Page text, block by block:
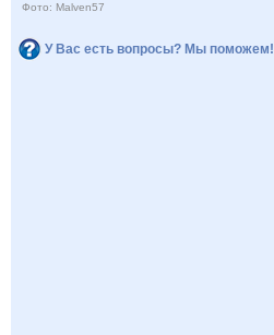
Фото: Malven57
У Вас есть вопросы? Мы поможем!